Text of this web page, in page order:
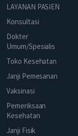
LAYANAN PASIEN
Konsultasi
Dokter
Umum/Spesialis
Toko Kesehatan
Janji Pemesanan
Vaksinasi
Pemeriksaan
Kesehatan
Janji Fisik